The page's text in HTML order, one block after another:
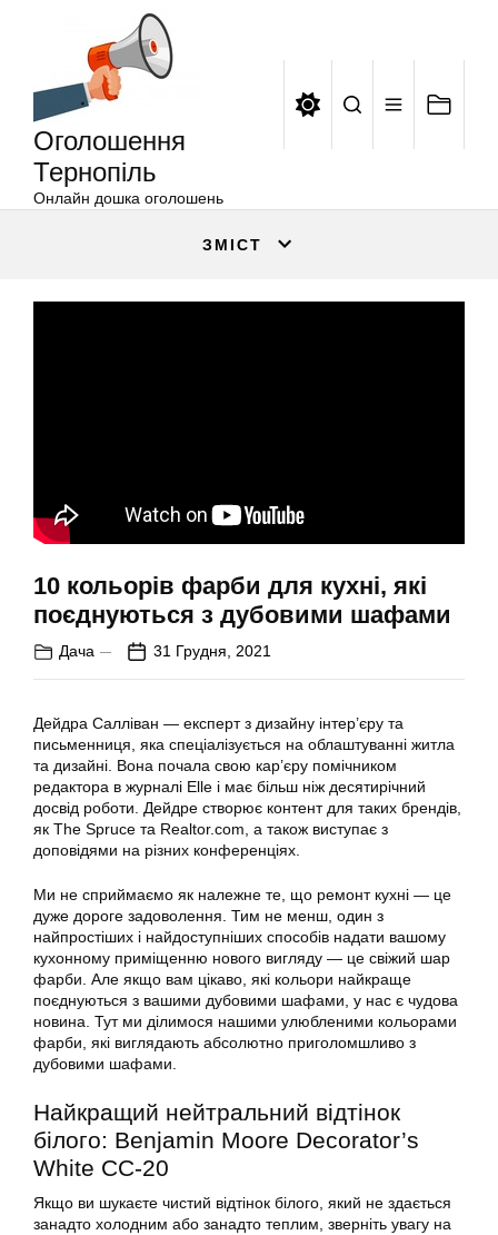
Оголошення
Тернопіль
Онлайн дошка оголошень
ЗМІСТ
10 кольорів фарби для кухні, які
поєднуються з дубовими шафами
Дача 31 Грудня, 2021
Дейдра Салліван — експерт з дизайну інтер’єру та
письменниця, яка спеціалізується на облаштуванні житла
та дизайні. Вона почала свою кар’єру помічником
редактора в журналі Elle і має більш ніж десятирічний
досвід роботи. Дейдре створює контент для таких брендів,
як The Spruce та Realtor.com, а також виступає з
доповідями на різних конференціях.
Ми не сприймаємо як належне те, що ремонт кухні — це
дуже дороге задоволення. Тим не менш, один з
найпростіших і найдоступніших способів надати вашому
кухонному приміщенню нового вигляду — це свіжий шар
фарби. Але якщо вам цікаво, які кольори найкраще
поєднуються з вашими дубовими шафами, у нас є чудова
новина. Тут ми ділимося нашими улюбленими кольорами
фарби, які виглядають абсолютно приголомшливо з
дубовими шафами.
Найкращий нейтральний відтінок
білого: Benjamin Moore Decorator’s
White CC-20
Якщо ви шукаєте чистий відтінок білого, який не здається
занадто холодним або занадто теплим, зверніть увагу на